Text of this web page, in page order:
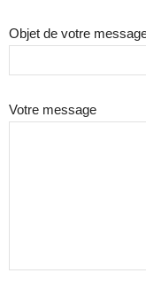
Objet de votre
Votre message